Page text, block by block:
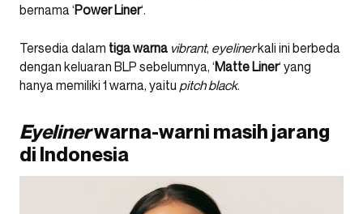
bernama ‘Power Liner‘.
Tersedia dalam tiga warna vibrant, eyelinerkali ini berbeda
dengan keluaran BLP sebelumnya, ‘Matte Liner‘ yang
hanya memiliki 1 warna, yaitu pitch black.
Eyelinerwarna-warni masih jarang
di Indonesia